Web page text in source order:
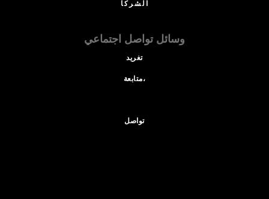
الشركا
وسائل تواصل اجتماعي
تغريد
متابعة،
تواصل